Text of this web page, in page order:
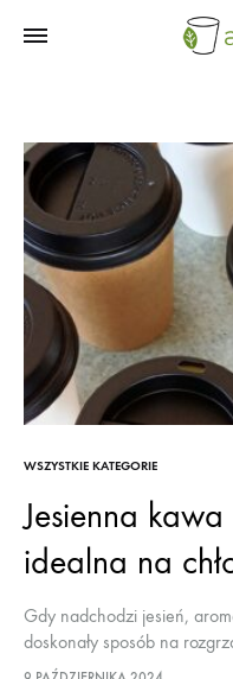
WSZYSTKIE KATEGORIE
Jesienna
idealna na
Gdy nadchodzi jesień,
doskonały sposób na
przyprawy i ciepłe napoje